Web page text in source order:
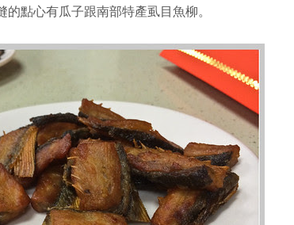
的點心有瓜子跟南部特產虱目魚柳。